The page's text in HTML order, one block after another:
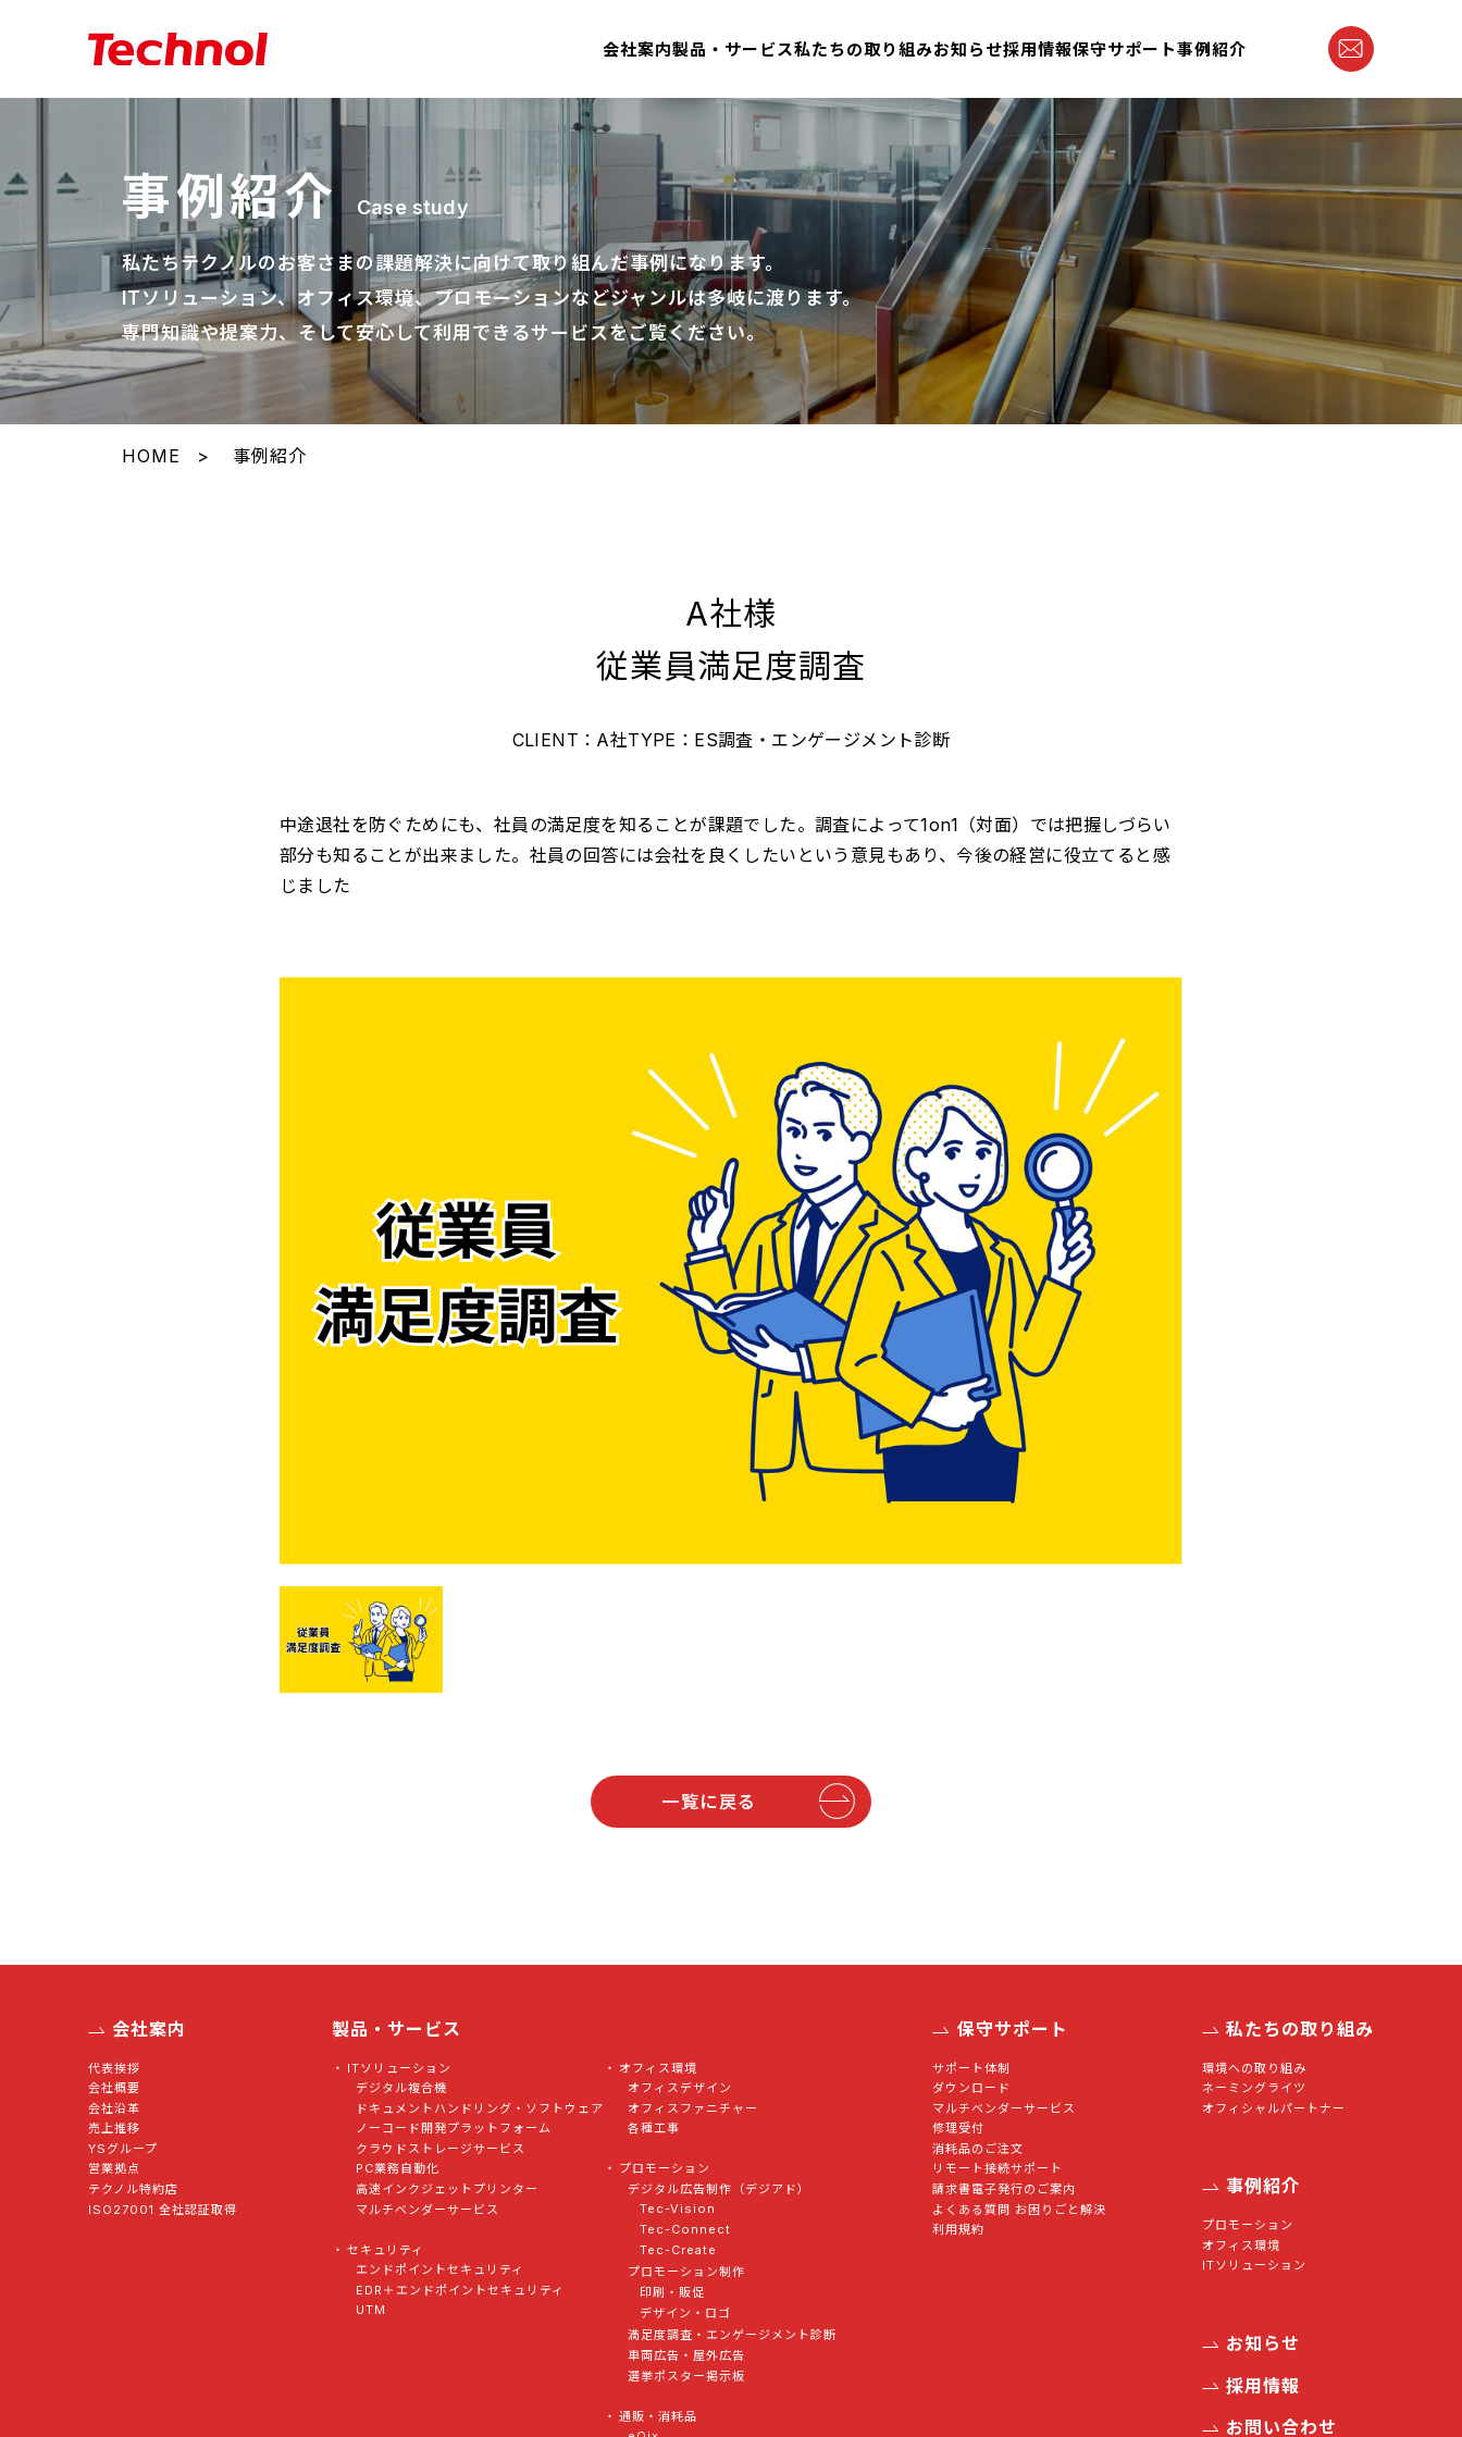
会社案内製品・サービス私たちの取り組みお知らせ採用情報保守サポート事例紹介
事例紹介 Case study
私たちテクノルのお客さまの課題解決に向けて取り組んだ事例になります。
ITソリューション、オフィス環境、プロモーションなどジャンルは多岐に渡ります。
専門知識や提案力、そして安心して利用できるサービスをご覧ください。
HOME 事例紹介
A社様
従業員満足度調査
CLIENT：A社TYPE：ES調査・エンゲージメント診断
中途退社を防ぐためにも、社員の満足度を知ることが課題でした。調査によって1on1（対面）では把握しづらい
部分も知ることが出来ました。社員の回答には会社を良くしたいという意見もあり、今後の経営に役立てると感
じました
一覧に戻る
会社案内
代表挨拶
会社概要
会社沿革
売上推移
YSグループ
営業拠点
テクノル特約店
ISO27001 全社認証取得
製品・サービス
ITソリューション
デジタル複合機
ドキュメントハンドリング・ソフトウェア
ノーコード開発プラットフォーム
クラウドストレージサービス
PC業務自動化
高速インクジェットプリンター
マルチベンダーサービス
セキュリティ
エンドポイントセキュリティ
EDR＋エンドポイントセキュリティ
UTM
オフィス環境
オフィスデザイン
オフィスファニチャー
各種工事
プロモーション
デジタル広告制作（デジアド）
Tec-Vision
Tec-Connect
Tec-Create
プロモーション制作
印刷・販促
デザイン・ロゴ
満足度調査・エンゲージメント診断
車両広告・屋外広告
選挙ポスター掲示板
通販・消耗品
保守サポート
サポート体制
ダウンロード
マルチベンダーサービス
修理受付
消耗品のご注文
リモート接続サポート
請求書電子発行のご案内
よくある質問 お困りごと解決
利用規約
私たちの取り組み
環境への取り組み
ネーミングライツ
オフィシャルパートナー
事例紹介
プロモーション
オフィス環境
ITソリューション
お知らせ
採用情報
お問い合わせ